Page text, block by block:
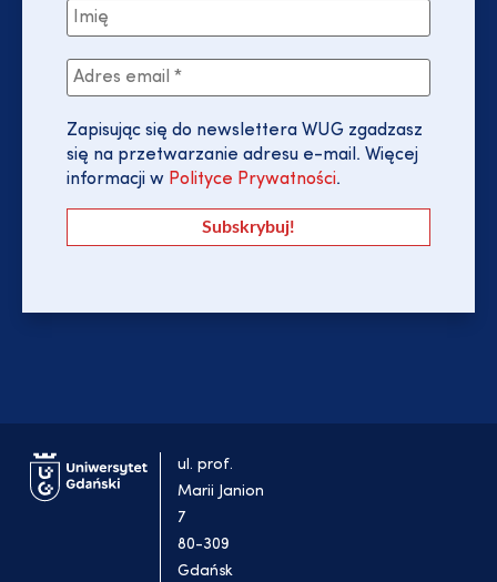
Zapisując się do newslettera WUG zgadzasz
się na przetwarzanie adresu e-mail. Więcej
informacji w Polityce Prywatności.
ul. prof.
Marii Janion
7
80-309
Gdańsk